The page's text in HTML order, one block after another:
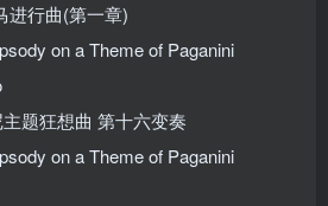
进行曲(第一章)
on a Theme of Paganini
题狂想曲 第十六变奏
on a Theme of Paganini